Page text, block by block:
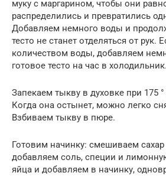
муку с маргарином, чтобы они
распределились и превратились
Добавляем немного воды и
тесто не станет отделяться от рук.
количеством воды, добавляем
готовое тесто на час в холодильник.
Запекаем тыкву в духовке при 175
Когда она остынет, можно легко
Взбиваем тыкву в пюре.
Готовим начинку: смешиваем
добавляем соль, специи и
яйца и добавляем в начинку,